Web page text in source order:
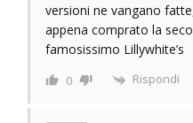
versioni ne vangano
appena comprato la
famosissimo Lillywhite’s
0 Rispondi